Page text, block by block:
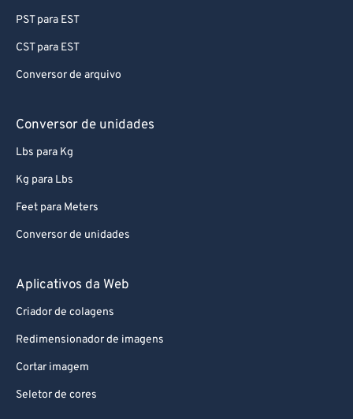
PST para EST
CST para EST
Conversor de arquivo
Conversor de unidades
Lbs para Kg
Kg para Lbs
Feet para Meters
Conversor de unidades
Aplicativos da Web
Criador de colagens
Redimensionador de imagens
Cortar imagem
Seletor de cores